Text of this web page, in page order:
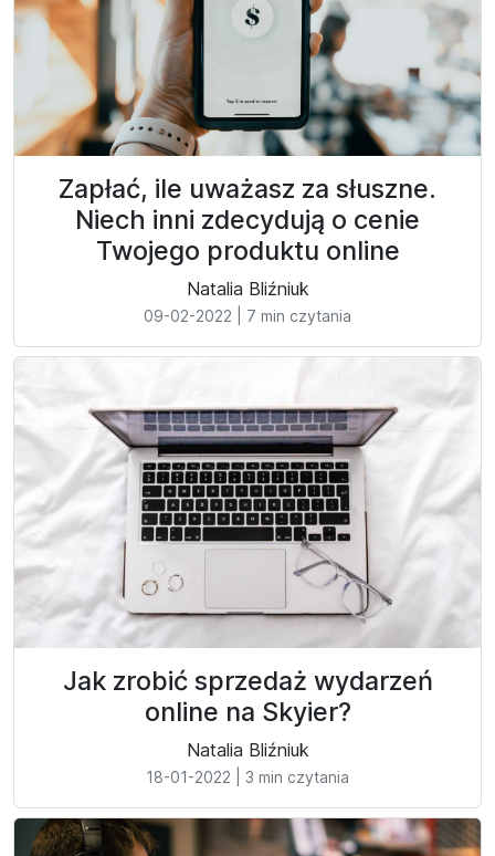
Zapłać, ile uważasz za słuszne.
Niech inni zdecydują o cenie
Twojego produktu online
Natalia Bliźniuk
09-02-2022 7 min czytania
Jak zrobić sprzedaż wydarzeń
online na Skyier?
Natalia Bliźniuk
18-01-2022 3 min czytania